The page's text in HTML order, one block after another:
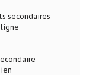
secondaires